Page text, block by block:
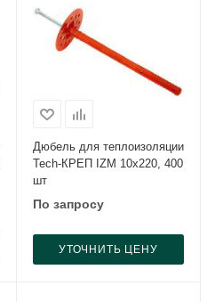
Дюбель для теплоизоляции
Tech-КРЕП IZM 10x220, 400
шт
По запросу
УТОЧНИТЬ ЦЕНУ